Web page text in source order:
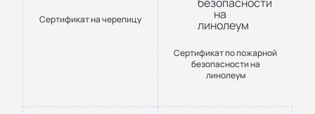
Сертификат на черепицу
Сертификат по пожарной
безопасности на
линолеум